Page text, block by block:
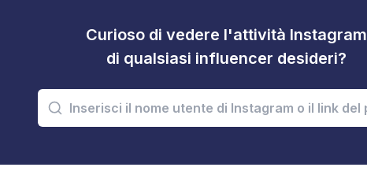
Curioso di vedere l'attività Instagram
di qualsiasi influencer desideri?